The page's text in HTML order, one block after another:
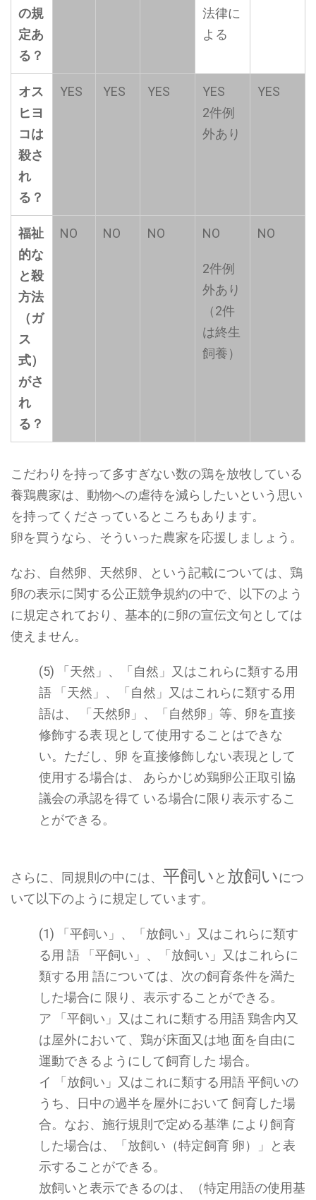
の規
定あ
る？
法律に
よる
オス
ヒヨ
コは
殺さ
れ
る？
YES YES YES
YES
2件例
外あり
YES
福祉
的な
と殺
方法
（ガ
ス
式）
がさ
れ
る？
NO NO NO NO
2件例
外あり
（2件
は終生
飼養）
NO
こだわりを持って多すぎない数の鶏を放牧している
養鶏農家は、動物への虐待を減らしたいという思い
を持ってくださっているところもあります。
卵を買うなら、そういった農家を応援しましょう。
なお、自然卵、天然卵、という記載については、鶏
卵の表示に関する公正競争規約の中で、以下のよう
に規定されており、基本的に卵の宣伝文句としては
使えません。
(5) 「天然」、「自然」又はこれらに類する用
語 「天然」、「自然」又はこれらに類する用
語は、 「天然卵」、「自然卵」等、卵を直接
修飾する表 現として使用することはできな
い。ただし、卵 を直接修飾しない表現として
使用する場合は、 あらかじめ鶏卵公正取引協
議会の承認を得て いる場合に限り表示するこ
とができる。
さらに、同規則の中には、 平飼い と 放飼いにつ
いて以下のように規定しています。
(1) 「平飼い」、「放飼い」又はこれらに類す
る用 語 「平飼い」、「放飼い」又はこれらに
類する用 語については、次の飼育条件を満た
した場合に 限り、表示することができる。
ア 「平飼い」又はこれに類する用語 鶏舎内又
は屋外において、鶏が床面又は地 面を自由に
運動できるようにして飼育した 場合。
イ 「放飼い」又はこれに類する用語 平飼いの
うち、日中の過半を屋外において 飼育した場
合。なお、施行規則で定める基準 により飼育
した場合は、「放飼い（特定飼育 卵）」と表
示することができる。
放飼いと表示できるのは、（特定用語の使用基